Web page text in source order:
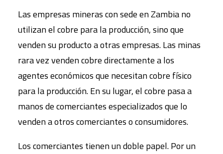
Las empresas mineras con sede en Zambia no
utilizan el cobre para la producción, sino que
venden su producto a otras empresas. Las minas
rara vez venden cobre directamente a los
agentes económicos que necesitan cobre físico
para la producción. En su lugar, el cobre pasa a
manos de comerciantes especializados que lo
venden a otros comerciantes o consumidores.
Los comerciantes tienen un doble papel. Por un